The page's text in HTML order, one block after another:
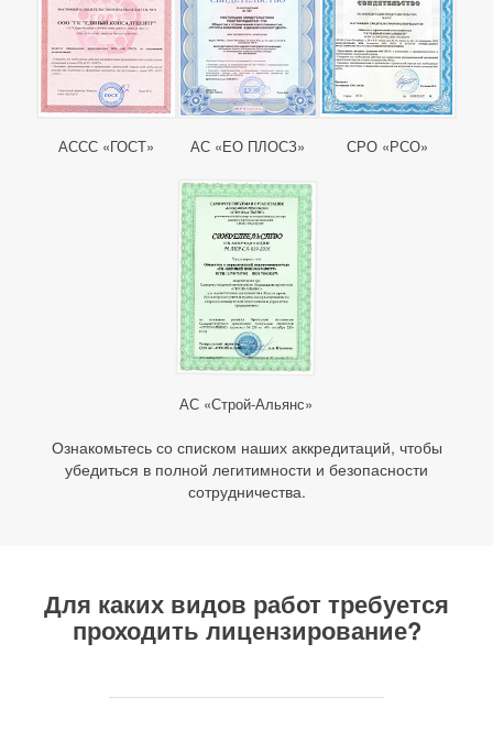
АССС «ГОСТ» АС «ЕО ПЛОСЗ» СРО «РСО»
АС «Строй-Альянс»
Ознакомьтесь со списком наших аккредитаций, чтобы
убедиться в полной легитимности и безопасности
сотрудничества.
Для каких видов работ требуется
проходить лицензирование?